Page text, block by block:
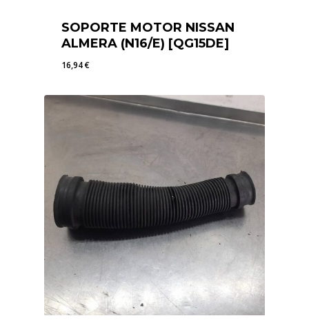
SOPORTE MOTOR NISSAN
ALMERA (N16/E) [QG15DE]
16,94€